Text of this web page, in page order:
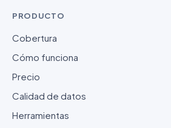
PRODUCTO
Cobertura
Cómo funciona
Precio
Calidad de datos
Herramientas